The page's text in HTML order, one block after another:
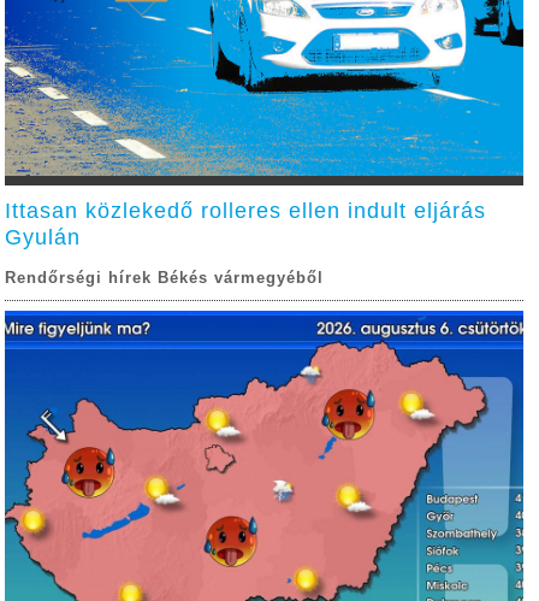
Ittasan közlekedő rolleres ellen indult eljárás
Gyulán
Rendőrségi hírek Békés vármegyéből